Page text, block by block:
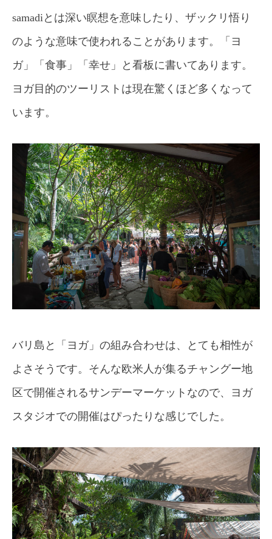
samadiとは深い瞑想を意味したり、ザックリ悟り
のような意味で使われることがあります。「ヨ
ガ」「食事」「幸せ」と看板に書いてあります。
ヨガ目的のツーリストは現在驚くほど多くなって
います。
バリ島と「ヨガ」の組み合わせは、とても相性が
よさそうです。そんな欧米人が集るチャングー地
区で開催されるサンデーマーケットなので、ヨガ
スタジオでの開催はぴったりな感じでした。